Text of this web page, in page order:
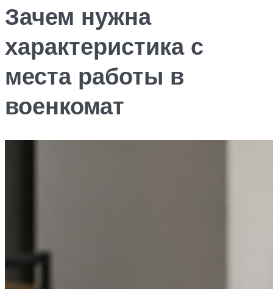
Зачем нужна
характеристика с
места работы в
военкомат